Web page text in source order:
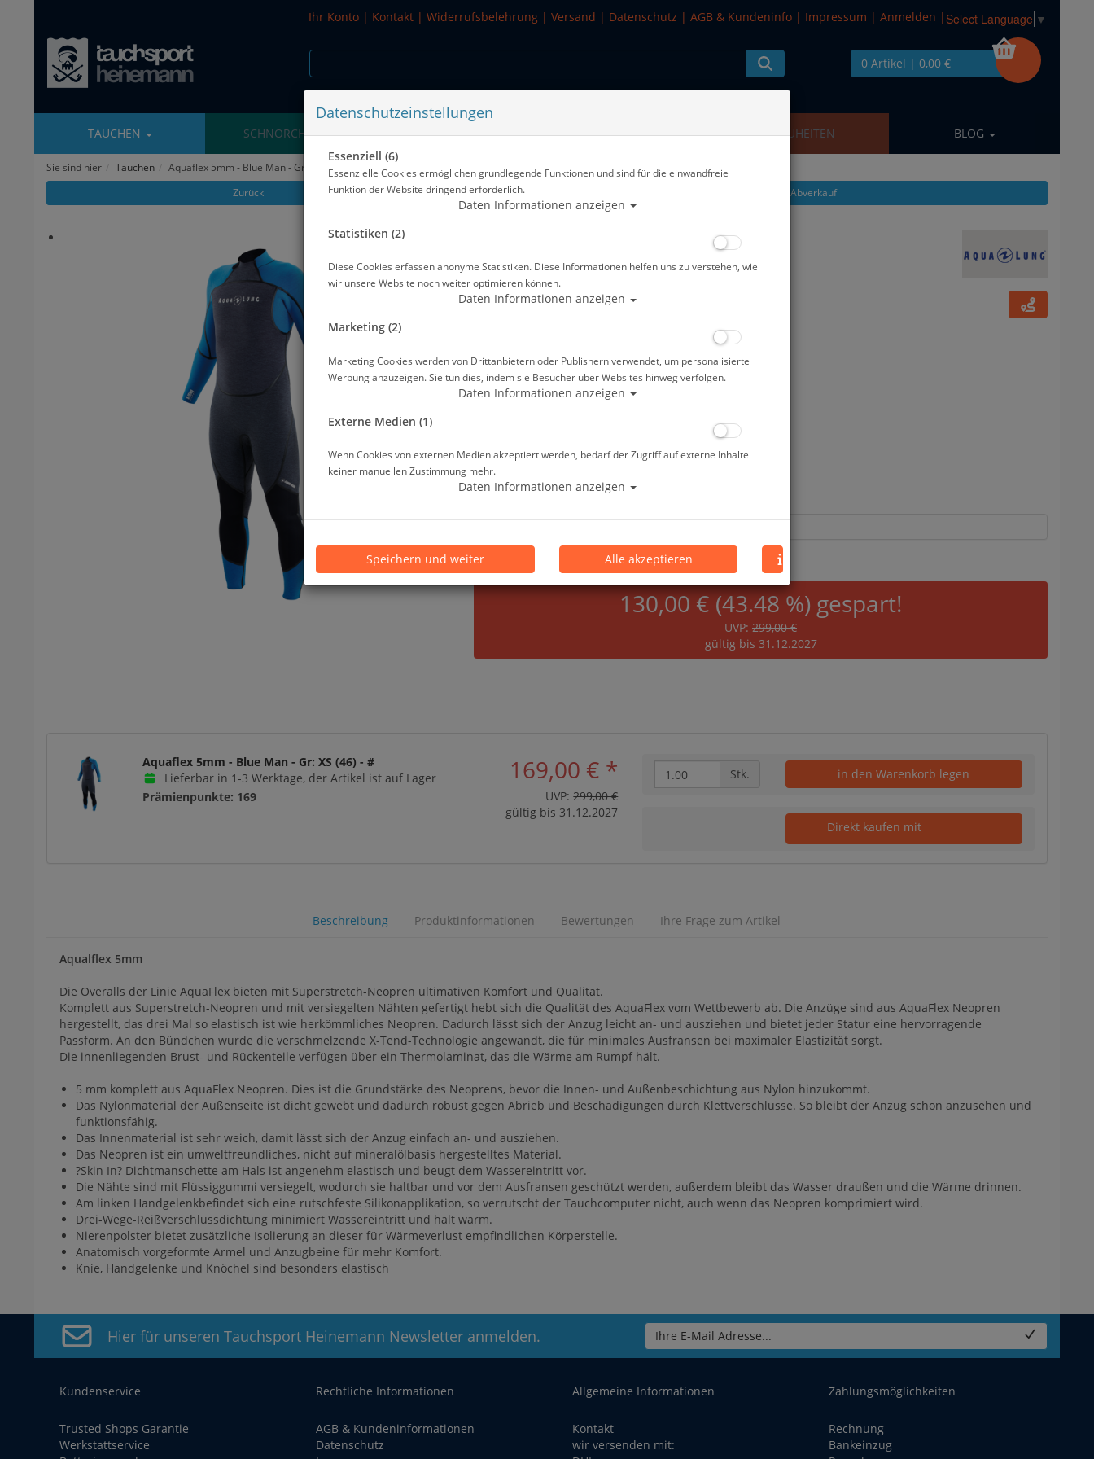
Ihr Konto | Kontakt | Widerrufsbelehrung | Versand | Datenschutz | AGB & Kundeninfo | Impressum | Anmelden | Select Language ▼
0 Artikel | 0,00 €
TAUCHEN SCHNORCHELN WASSERSPORT SALE NEUHEITEN BLOG
Sie sind hier Tauchen
Aquaflex 5mm - Blue Man - Gr: XS (46) - #
Zurück
Alle Artikel zeigen aus: Abverkauf
Aquaflex 5mm - Blue Man - Gr: XS (46) - #
Artikelnr.: lung-SU2941040Master
Herstellerpreis: 299,00 €
Lieferbar in
130,00 € (43.48 %) gespart!
UVP: 299,00 €
gültig bis 31.12.2027
Aquaflex 5mm - Blue Man - Gr: XS (46) - #
Lieferbar in 1-3 Werktage, der Artikel ist auf Lager
Prämienpunkte: 169
169,00 € *
UVP:299,00 €
gültig bis 31.12.2027
Stk. in den Warenkorb legen
Direkt kaufen mit
Beschreibung Produktinformationen Bewertungen Ihre Frage zum Artikel
Aqualflex 5mm
Die Overalls der Linie AquaFlex bieten mit Superstretch-Neopren ultimativen Komfort und Qualität.
Komplett aus Superstretch-Neopren und mit versiegelten Nähten gefertigt hebt sich die Qualität des AquaFlex vom Wettbewerb ab. Die Anzüge sind aus AquaFlex Neopren
hergestellt, das drei Mal so elastisch ist wie herkömmliches Neopren. Dadurch lässt sich der Anzug leicht an- und ausziehen und bietet jeder Statur eine hervorragende
Passform. An den Bündchen wurde die verschmelzende X-Tend-Technologie angewandt, die für minimales Ausfransen bei maximaler Elastizität sorgt.
Die innenliegenden Brust- und Rückenteile verfügen über ein Thermolaminat, das die Wärme am Rumpf hält.
5 mm komplett aus AquaFlex Neopren. Dies ist die Grundstärke des Neoprens, bevor die Innen- und Außenbeschichtung aus Nylon hinzukommt.
Das Nylonmaterial der Außenseite ist dicht gewebt und dadurch robust gegen Abrieb und Beschädigungen durch Klettverschlüsse. So bleibt der Anzug schön anzusehen und
funktionsfähig.
Das Innenmaterial ist sehr weich, damit lässt sich der Anzug einfach an- und ausziehen.
Das Neopren ist ein umweltfreundliches, nicht auf mineralölbasis hergestelltes Material.
?Skin In? Dichtmanschette am Hals ist angenehm elastisch und beugt dem Wassereintritt vor.
Die Nähte sind mit Flüssiggummi versiegelt, wodurch sie haltbar und vor dem Ausfransen geschützt werden, außerdem bleibt das Wasser draußen und die Wärme drinnen.
Am linken Handgelenkbefindet sich eine rutschfeste Silikonapplikation, so verrutscht der Tauchcomputer nicht, auch wenn das Neopren komprimiert wird.
Drei-Wege-Reißverschlussdichtung minimiert Wassereintritt und hält warm.
Nierenpolster bietet zusätzliche Isolierung an dieser für Wärmeverlust empfindlichen Körperstelle.
Anatomisch vorgeformte Ärmel und Anzugbeine für mehr Komfort.
Knie, Handgelenke und Knöchel sind besonders elastisch
Hier für unseren Tauchsport Heinemann Newsletter anmelden. Ihre E-Mail Adresse...
Kundenservice
Trusted Shops Garantie
Werkstattservice
Rechtliche Informationen
AGB & Kundeninformationen
Datenschutz
Allgemeine Informationen
Kontakt
wir versenden mit:
Zahlungsmöglichkeiten
Rechnung
Bankeinzug
Datenschutzeinstellungen
Essenziell (6)
Essenzielle Cookies ermöglichen grundlegende Funktionen und sind für die einwandfreie
Funktion der Website dringend erforderlich.
Daten Informationen anzeigen
Statistiken (2)
Diese Cookies erfassen anonyme Statistiken. Diese Informationen helfen uns zu verstehen, wie
wir unsere Website noch weiter optimieren können.
Daten Informationen anzeigen
Marketing (2)
Marketing Cookies werden von Drittanbietern oder Publishern verwendet, um personalisierte
Werbung anzuzeigen. Sie tun dies, indem sie Besucher über Websites hinweg verfolgen.
Daten Informationen anzeigen
Externe Medien (1)
Wenn Cookies von externen Medien akzeptiert werden, bedarf der Zugriff auf externe Inhalte
keiner manuellen Zustimmung mehr.
Daten Informationen anzeigen
Speichern und weiter Alle akzeptieren